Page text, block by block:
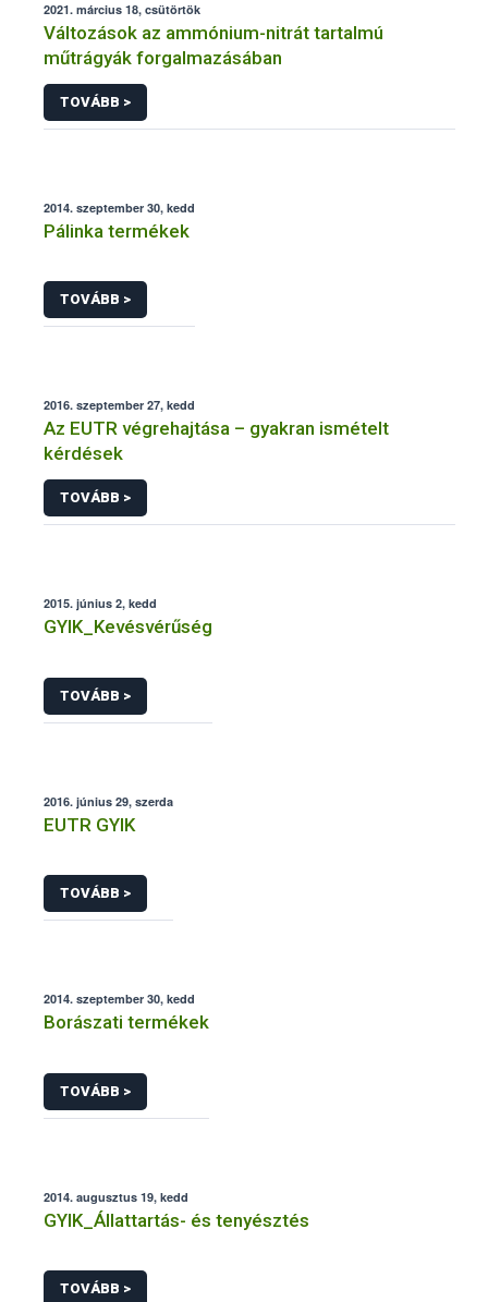
2021. március 18, csütörtök
Változások az ammónium-nitrát tartalmú
műtrágyák forgalmazásában
TOVÁBB >
2014. szeptember 30, kedd
Pálinka termékek
TOVÁBB >
2016. szeptember 27, kedd
Az EUTR végrehajtása – gyakran ismételt
kérdések
TOVÁBB >
2015. június 2, kedd
GYIK_Kevésvérűség
TOVÁBB >
2016. június 29, szerda
EUTR GYIK
TOVÁBB >
2014. szeptember 30, kedd
Borászati termékek
TOVÁBB >
2014. augusztus 19, kedd
GYIK_Állattartás- és tenyésztés
TOVÁBB >